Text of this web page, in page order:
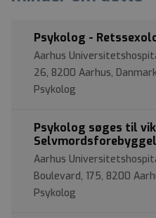
Psykolog -
Aarhus
26, 8200 Aarhus,
Psykolog
Psykolog søges til
Aarhus
Boulevard, 175, 8200
Psykolog